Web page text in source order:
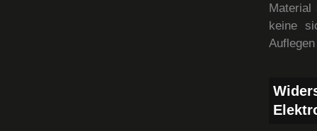
Material
keine